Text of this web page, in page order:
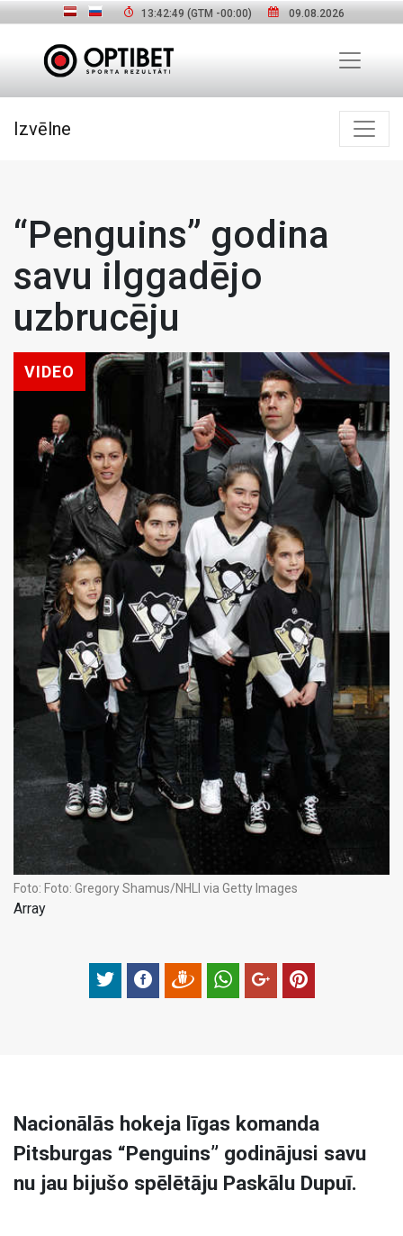
13:42:50 (GTM -00:00) 09.08.2026
Izvēlne
“Penguins” godina
savu ilggadējo
uzbrucēju
VIDEO
Foto: Foto: Gregory Shamus/NHLI via Getty Images
Array
Nacionālās hokeja līgas komanda
Pitsburgas “Penguins” godinājusi savu
nu jau bijušo spēlētāju Paskālu Dupuī.